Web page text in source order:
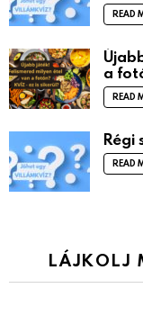
READ
a
READ
Régi
READ
LÁJKOLJ